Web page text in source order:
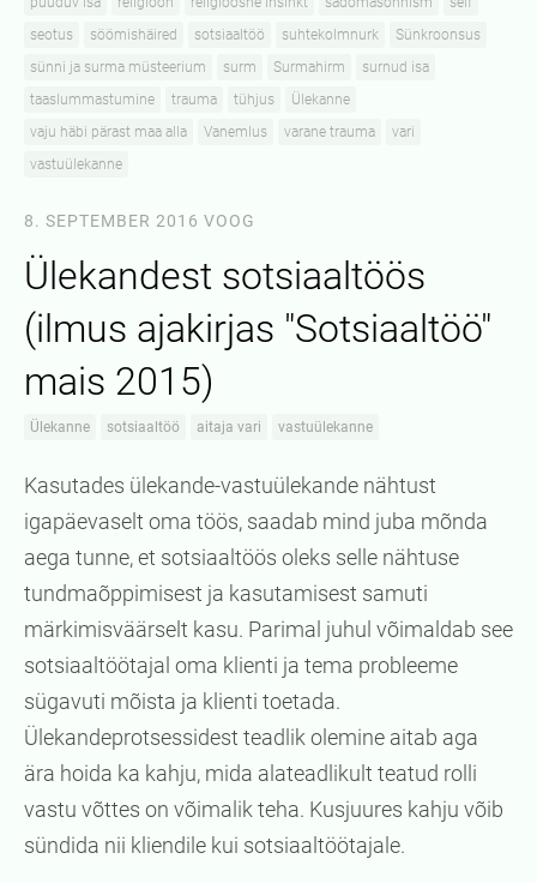
seotus
söömishäired sotsiaaltöö suhtekolmnurk
Sünkroonsus
sünni ja surma müsteerium
surm Surmahirm
surnud isa
taaslummastumine
trauma tühjus
Ülekanne
vaju häbi pärast maa alla
Vanemlus varane trauma
vari
vastuülekanne
8. SEPTEMBER 2016 VOOG
Ülekandest sotsiaaltöös
(ilmus ajakirjas "Sotsiaaltöö"
mais 2015)
Ülekanne sotsiaaltöö aitaja vari vastuülekanne
Kasutades ülekande-vastuülekande nähtust
igapäevaselt oma töös, saadab mind juba mõnda
aega tunne, et sotsiaaltöös oleks selle nähtuse
tundmaõppimisest ja kasutamisest samuti
märkimisväärselt kasu. Parimal juhul võimaldab see
sotsiaaltöötajal oma klienti ja tema probleeme
sügavuti mõista ja klienti toetada.
Ülekandeprotsessidest teadlik olemine aitab aga
ära hoida ka kahju, mida alateadlikult teatud rolli
vastu võttes on võimalik teha. Kusjuures kahju võib
sündida nii kliendile kui sotsiaaltöötajale.